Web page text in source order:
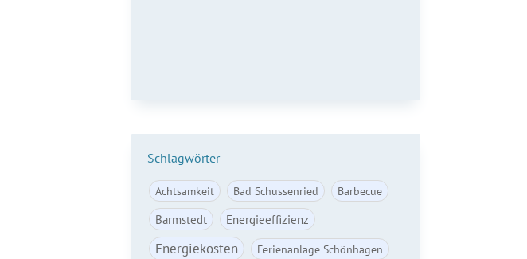
Schlagwörter
Achtsamkeit Bad Schussenried Barbecue
Barmstedt Energieeffizienz
Energiekosten Ferienanlage Schönhagen